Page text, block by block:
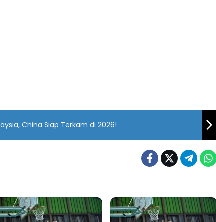
China Siap Terkam di 2026!